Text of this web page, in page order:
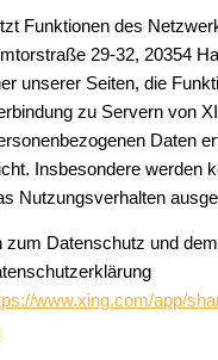
Funktionen des
29-32, 20354
unserer Seiten, die
zu Servern von
Daten
Insbesondere werden
Nutzungsverhalten
zum Datenschutz und
www.xing.com/app/